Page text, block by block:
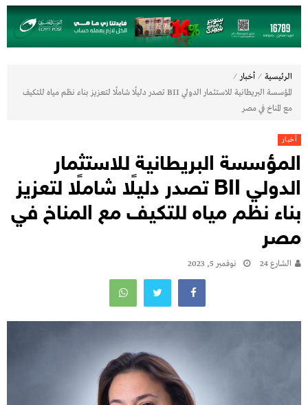
الرئيسية ⁄ أخبار ⁄
المؤسسة البريطانية للاستثمار الدولي BII تصدر دليلًا شاملًا لتعزيز بناء نظم مياه للتكيف
مع المناخ في مصر
أخبار
المؤسسة البريطانية للاستثمار
الدولي BII تصدر دليلًا شاملًا لتعزيز
بناء نظم مياه للتكيف مع المناخ في
مصر
الشارع 24 نوفمبر 5, 2023